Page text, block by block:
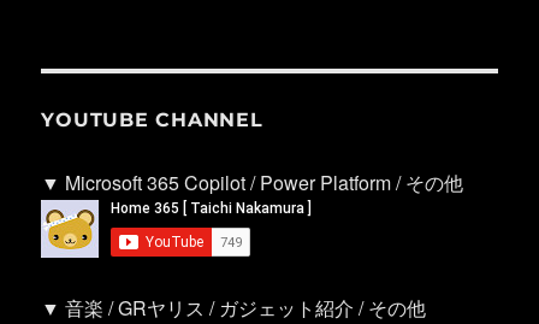
YOUTUBE CHANNEL
▼ Microsoft 365 Copilot / Power Platform / その他
▼ 音楽 / GRヤリス / ガジェット紹介 / その他